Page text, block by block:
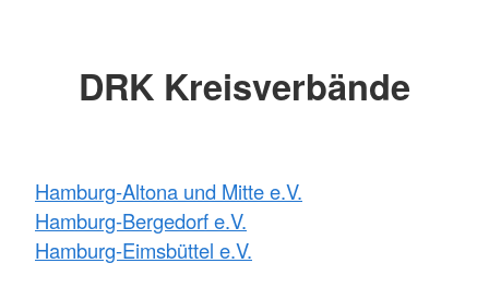
DRK Kreisverbände
Hamburg-Altona und Mitte e.V.
Hamburg-Bergedorf e.V.
Hamburg-Eimsbüttel e.V.